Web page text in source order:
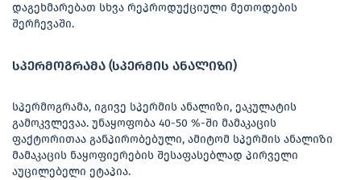
დაგეხმარებათ სხვა რეპროდუქციული მეთოდების
შერჩევაში.
სპერმოგრამა (სპერმის ანალიზი)
სპერმოგრამა, იგივე სპერმის ანალიზი, ეაკულატის
გამოკვლევაა. უნაყოფობა 40-50 %-ში მამაკაცის
ფაქტორითაა განპირობებული, ამიტომ სპერმის ანალიზი
მამაკაცის ნაყოფიერების შესაფასებლად პირველი
აუცილებელი ეტაპია.